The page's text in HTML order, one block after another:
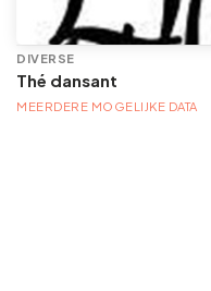
DIVERSE
Thé dansant
MEERDERE MOGELIJKE DATA